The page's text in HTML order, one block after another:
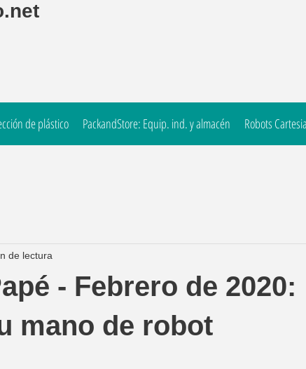
de plástico PackandStore: Equip. ind. y almacén Robots
- Febrero de 2020:
mano de robot
de lectura